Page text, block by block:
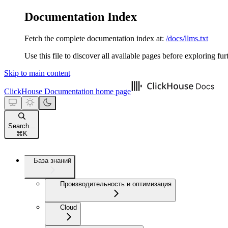
Documentation Index
Fetch the complete documentation index at: /docs/llms.txt
Use this file to discover all available pages before exploring
Skip to main content
ClickHouse Documentation home page
Search...
⌘ K
База знаний
Производительность и оптимизация
Cloud